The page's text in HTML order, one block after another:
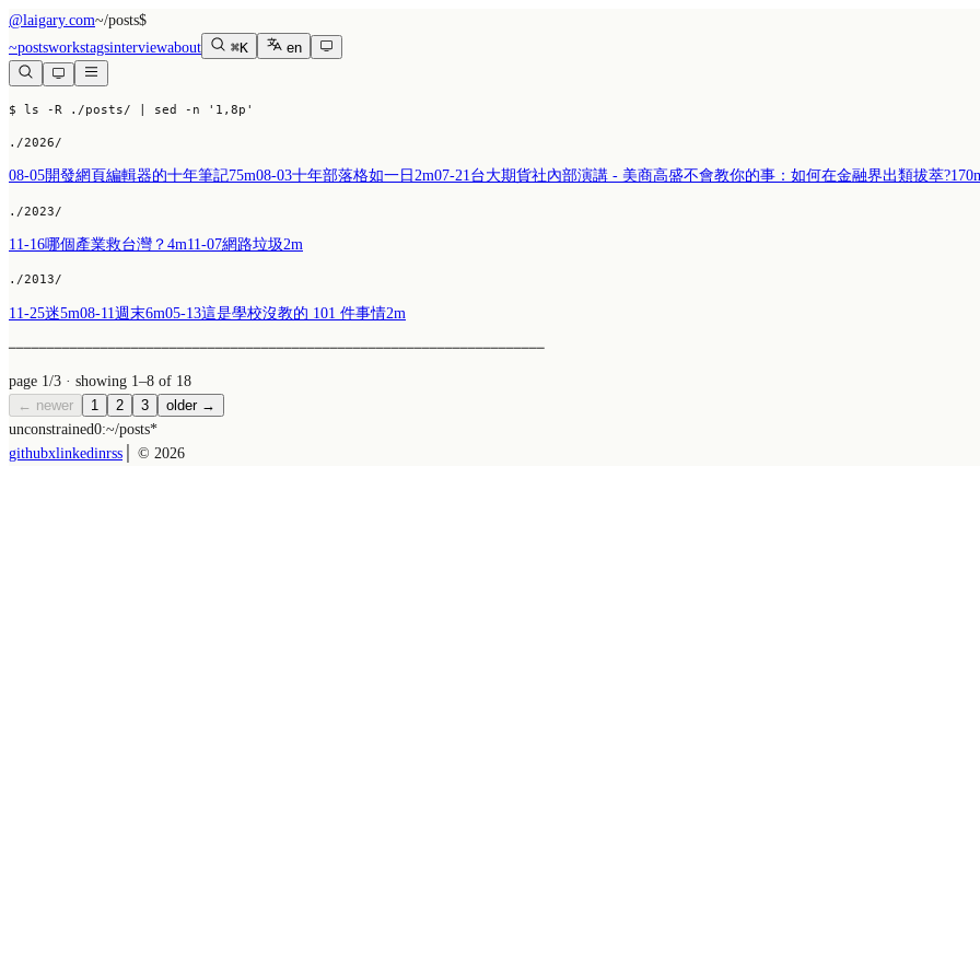
@laigary.com~/posts$
~postsworkstagsinterviewabout ⌘K en
$ ls -R ./posts/ | sed -n '1,8p'
./2026/
08-05開發網頁編輯器的十年筆記75m08-03十年部落格如一日 2m07-21台大期貨社內部演講 - 美商高盛不會教你的事：如何在金融界出類拔萃?
./2023/
11-16哪個產業救台灣？ 4m11-07網路垃圾2m
./2013/
11-25迷5m08-11週末6m05-13這是學校沒教的 101 件事情2m
──────────────────────────────────────────────────────────────────────
page 1/3 · showing 1–8 of 18
← newer
1 2 3
older →
unconstrained0:~/posts*
githubxlinkedinrss │ © 2026